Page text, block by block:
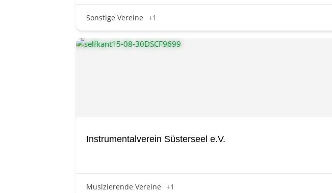
Sonstige Vereine +1
Instrumentalverein Süsterseel e.V.
Musizierende Vereine +1